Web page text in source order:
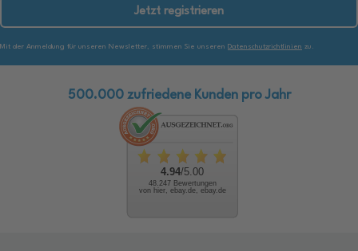
Jetzt registrieren
Mit der Anmeldung für unseren Newsletter, stimmen Sie unseren Datenschutzrichtlinien zu.
500.000 zufriedene Kunden pro Jahr
4.94/5.00
48.247 Bewertungen
von hier, ebay.de, ebay.de